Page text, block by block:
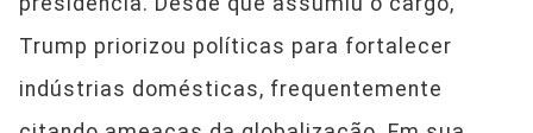
Trump priorizou políticas para fortalecer
indústrias domésticas, frequentemente